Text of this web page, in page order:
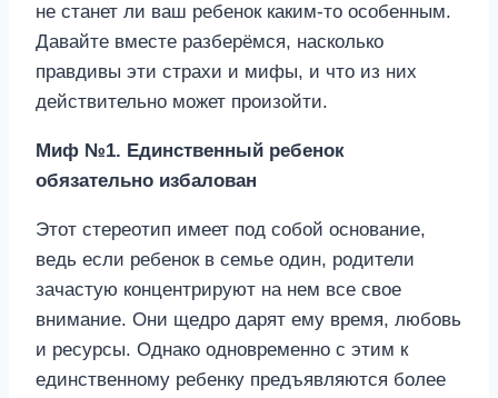
не станет ли ваш ребенок каким-то особенным.
Давайте вместе разберёмся, насколько
правдивы эти страхи и мифы, и что из них
действительно может произойти.
Миф №1. Единственный ребенок
обязательно избалован
Этот стереотип имеет под собой основание,
ведь если ребенок в семье один, родители
зачастую концентрируют на нем все свое
внимание. Они щедро дарят ему время, любовь
и ресурсы. Однако одновременно с этим к
единственному ребенку предъявляются более